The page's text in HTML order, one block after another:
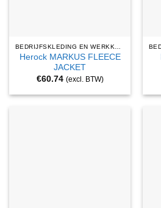
Herock MARKUS FLEECE
JACKET
€60.74 (excl. BTW)